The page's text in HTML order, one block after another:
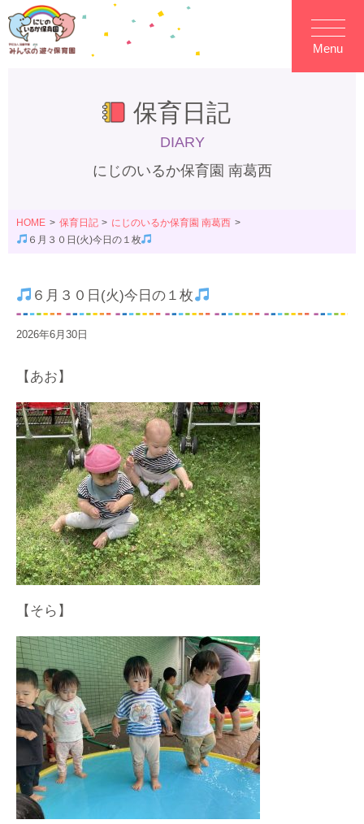
Menu
保育日記
DIARY
にじのいるか保育園 南葛西
HOME 保育日記
にじのいるか保育園 南葛西
６月３０日(火)今日の１枚
６月３０日(火)今日の１枚
2026年6月30日
【あお】
【そら】